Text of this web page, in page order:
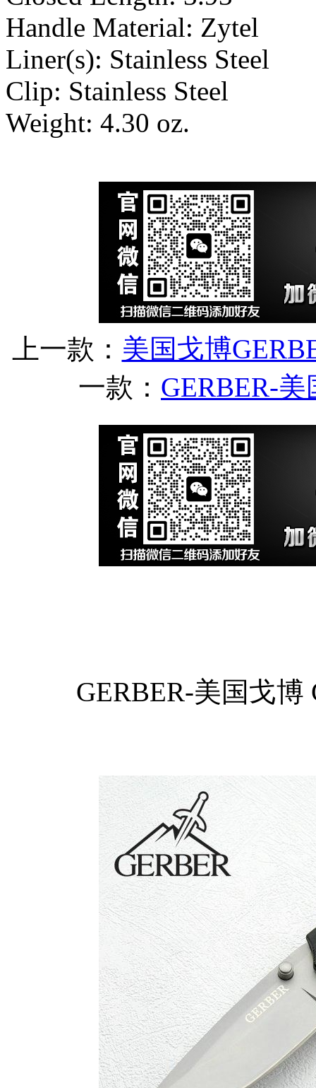
Handle Material: Zytel
Liner(s): Stainless Steel
Clip: Stainless Steel
Weight: 4.30 oz.
上一款： 美国戈博
一款： GERBER-
GERBER-美国戈博